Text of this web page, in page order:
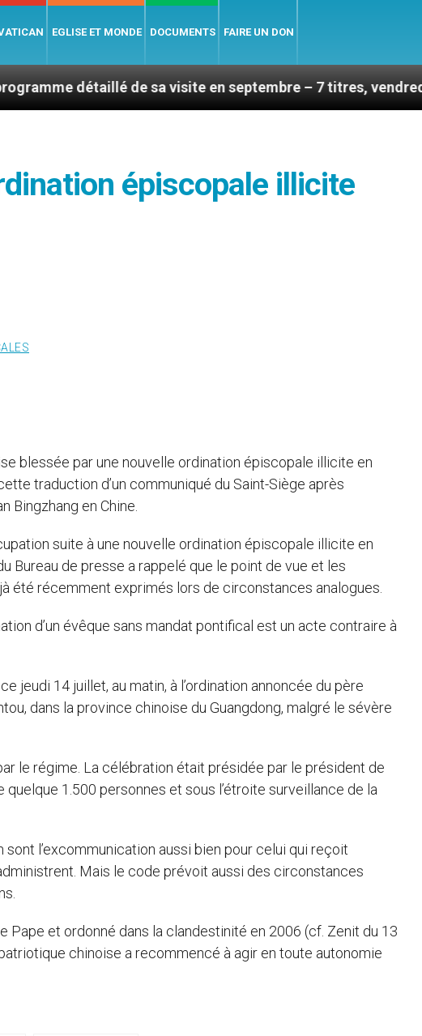
EGLISE ET MONDE DOCUMENTS FAIRE UN DON
de sa visite en septembre – 7 titres, vendredi 7 août 2026
épiscopale illicite
blessée par une nouvelle ordination épiscopale illicite en
traduction d’un communiqué du Saint-Siège après
Bingzhang en Chine.
suite à une nouvelle ordination épiscopale illicite en
Bureau de presse a rappelé que le point de vue et les
été récemment exprimés lors de circonstances analogues.
d’un évêque sans mandat pontifical est un acte contraire à
jeudi 14 juillet, au matin, à l’ordination annoncée du père
dans la province chinoise du Guangdong, malgré le sévère
le régime. La célébration était présidée par le président de
1.500 personnes et sous l’étroite surveillance de la
l’excommunication aussi bien pour celui qui reçoit
Mais le code prévoit aussi des circonstances
Pape et ordonné dans la clandestinité en 2006 (cf. Zenit du 13
chinoise a recommencé à agir en toute autonomie